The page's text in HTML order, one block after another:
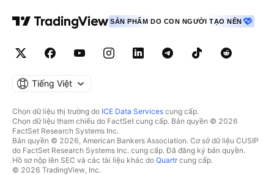
SẢN PHẨM DO CON NGƯỜI TẠO NÊN
Tiếng Việt
Chọn dữ liệu thị trường do ICE Data Services cung cấp.
Chọn dữ liệu tham chiếu do FactSet cung cấp. Bản quyền © 2026
FactSet Research Systems Inc.
Bản quyền © 2026, American Bankers Association. Cơ sở dữ liệu CUSIP
do FactSet Research Systems Inc. cung cấp. Đã đăng ký bản quyền.
Hồ sơ nộp lên SEC và các tài liệu khác do Quartrcung cấp.
© 2026 TradingView, Inc.